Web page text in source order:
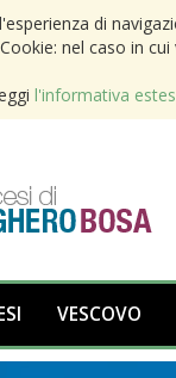
di
nel caso in
l'informativa
VESCOVO